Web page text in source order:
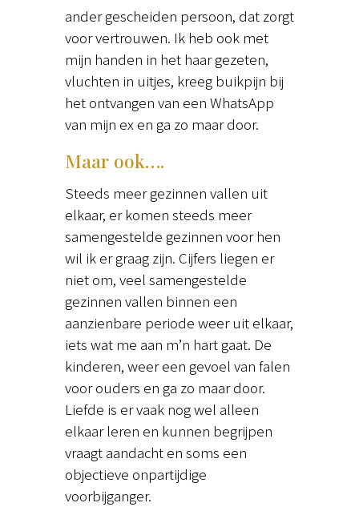
ander gescheiden persoon, dat zorgt
voor vertrouwen. Ik heb ook met
mijn handen in het haar gezeten,
vluchten in uitjes, kreeg buikpijn bij
het ontvangen van een WhatsApp
van mijn ex en ga zo maar door.
Maar ook….
Steeds meer gezinnen vallen uit
elkaar, er komen steeds meer
samengestelde gezinnen voor hen
wil ik er graag zijn. Cijfers liegen er
niet om, veel samengestelde
gezinnen vallen binnen een
aanzienbare periode weer uit elkaar,
iets wat me aan m’n hart gaat. De
kinderen, weer een gevoel van falen
voor ouders en ga zo maar door.
Liefde is er vaak nog wel alleen
elkaar leren en kunnen begrijpen
vraagt aandacht en soms een
objectieve onpartijdige
voorbijganger.